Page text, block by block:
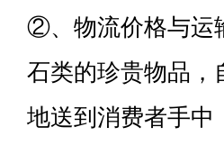
②、物流价格与运
石类的珍贵物品，
地送到消费者手中